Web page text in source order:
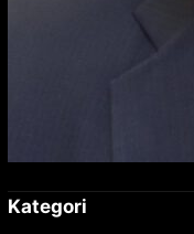
Kategori